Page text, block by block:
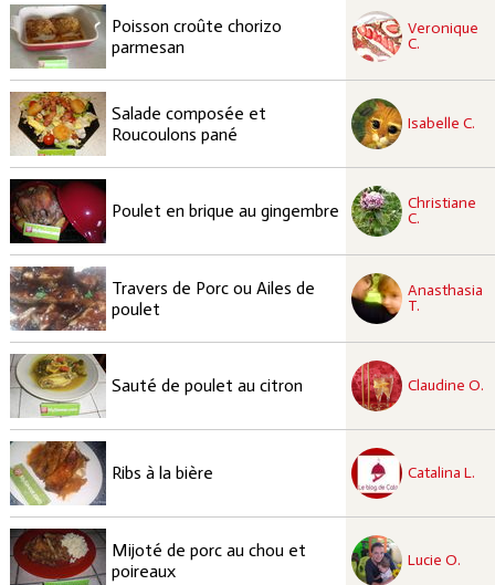
Poisson croûte chorizo
parmesan
Veronique
C.
recette à tester
Salade composée et
Roucoulons pané
Isabelle C.
recette à tester
Poulet en brique au gingembre
Christiane
C.
recette à tester
Travers de Porc ou Ailes de
poulet
Anasthasia
T.
recette à tester
Sauté de poulet au citron Claudine O.
recette à tester
Ribs à la bière Catalina L.
recette à tester
Mijoté de porc au chou et
poireaux
Lucie O.
recette à tester